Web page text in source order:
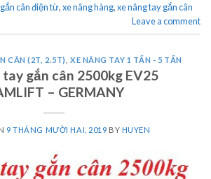
cân điện từ,xe nâng hàng,xe nâng tay gắn cân
Leave a comment
CÂN (2T, 2.5T) ,XE NÂNG TAY 1 TẤN - 5 TẤN
gắn cân 2500kg EV25
– GERMANY
9 THÁNG MƯỜI HAI, 2019 BY HUYEN